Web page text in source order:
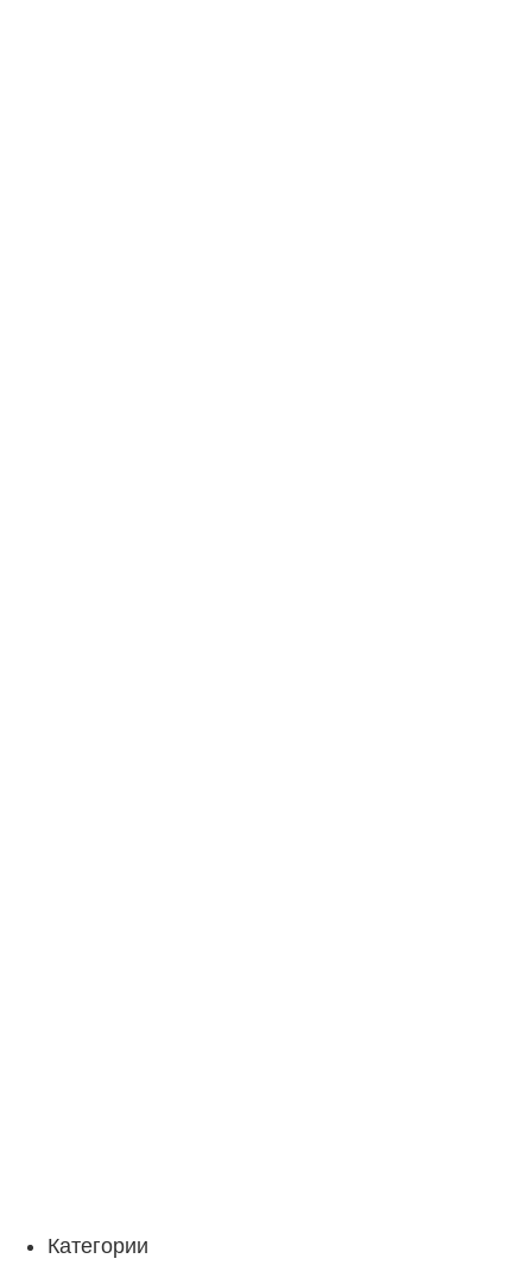
Категории